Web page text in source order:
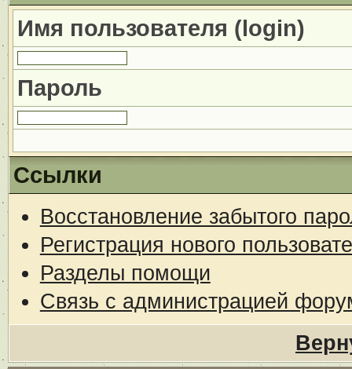
Имя пользователя (login)
Пароль
Ссылки
Восстановление забытого
Регистрация нового
Разделы помощи
Связь с администрацией